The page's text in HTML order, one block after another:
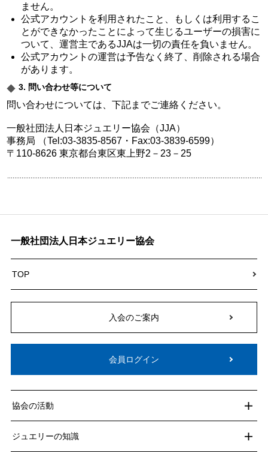
ません。
公式アカウントを利用されたこと、もしくは利用するこ
とができなかったことによって生じるユーザーの損害に
ついて、運営主であるJJAは一切の責任を負いません。
公式アカウントの運営は予告なく終了、削除される場合
があります。
3. 問い合わせ等について
問い合わせについては、下記までご連絡ください。
一般社団法人日本ジュエリー協会（JJA）
事務局 （Tel:03-3835-8567・Fax:03-3839-6599）
〒110-8626 東京都台東区東上野2－23－25
一般社団法人日本ジュエリー協会
TOP
入会のご案内
会員ログイン
協会の活動
ジュエリーの知識